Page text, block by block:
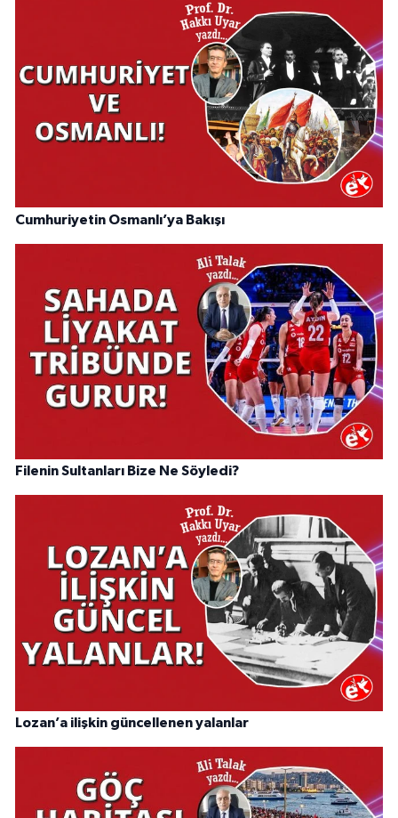
Cumhuriyetin Osmanlı’ya Bakışı
Filenin Sultanları Bize Ne Söyledi?
Lozan’a ilişkin güncellenen yalanlar